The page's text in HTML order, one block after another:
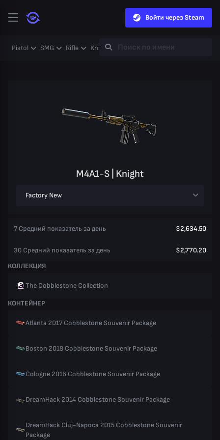
Войти через Steam
Pistol SMG Rifle Knife Gloves Heavy
M4A1-S | Knight
Factory New
7 Средний показатель за день $2,634.50
30 Средний показатель за день
$2,770.20
КОЛЛЕКЦИЯ
The Cobblestone Collection
КОНТЕЙНЕР
Atlanta 2017 Cobblestone Souvenir Package
Boston 2018 Cobblestone Souvenir Package
Cologne 2016 Cobblestone Souvenir Package
DreamHack 2014 Cobblestone Souvenir Package
DreamHack Cluj-Napoca 2015 Cobblestone Souvenir
Package